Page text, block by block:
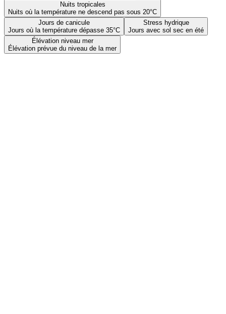
Nuits tropicales
Nuits où la température ne descend pas sous 20°C
Jours de canicule
Jours où la température dépasse 35°C
Stress hydrique
Jours avec sol sec en été
Élévation niveau mer
Élévation prévue du niveau de la mer